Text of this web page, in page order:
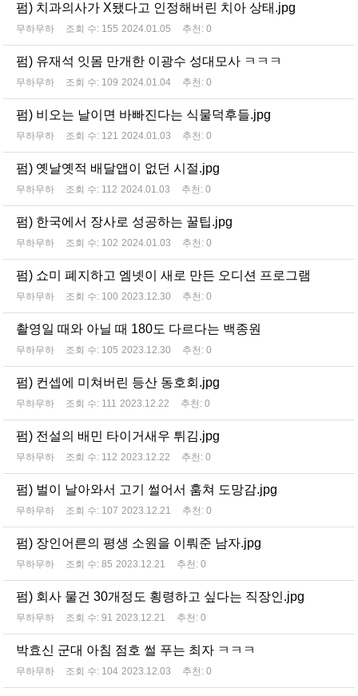
펌) 치과의사가 X됐다고 인정해버린 치아 상태.jpg
무하무하 조회 수: 155 2024.01.05 추천: 0
펌) 유재석 잇몸 만개한 이광수 성대모사 ㅋㅋㅋ
무하무하 조회 수: 109 2024.01.04 추천: 0
펌) 비오는 날이면 바빠진다는 식물덕후들.jpg
무하무하 조회 수: 121 2024.01.03 추천: 0
펌) 옛날옛적 배달앱이 없던 시절.jpg
무하무하 조회 수: 112 2024.01.03 추천: 0
펌) 한국에서 장사로 성공하는 꿀팁.jpg
무하무하 조회 수: 102 2024.01.03 추천: 0
펌) 쇼미 폐지하고 엠넷이 새로 만든 오디션 프로그램
무하무하 조회 수: 100 2023.12.30 추천: 0
촬영일 때와 아닐 때 180도 다르다는 백종원
무하무하 조회 수: 105 2023.12.30 추천: 0
펌) 컨셉에 미쳐버린 등산 동호회.jpg
무하무하 조회 수: 111 2023.12.22 추천: 0
펌) 전설의 배민 타이거새우 튀김.jpg
무하무하 조회 수: 112 2023.12.22 추천: 0
펌) 벌이 날아와서 고기 썰어서 훔쳐 도망감.jpg
무하무하 조회 수: 107 2023.12.21 추천: 0
펌) 장인어른의 평생 소원을 이뤄준 남자.jpg
무하무하 조회 수: 85 2023.12.21 추천: 0
펌) 회사 물건 30개정도 횡령하고 싶다는 직장인.jpg
무하무하 조회 수: 91 2023.12.21 추천: 0
박효신 군대 아침 점호 썰 푸는 최자 ㅋㅋㅋ
무하무하 조회 수: 104 2023.12.03 추천: 0